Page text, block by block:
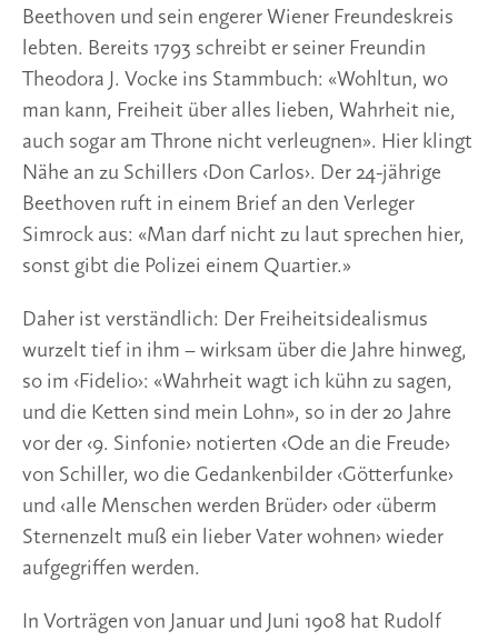
Beethoven und sein engerer Wiener Freundeskreis
lebten. Bereits 1793 schreibt er seiner Freundin
Theodora J. Vocke ins Stammbuch: «Wohltun, wo
man kann, Freiheit über alles lieben, Wahrheit nie,
auch sogar am Throne nicht verleugnen». Hier klingt
Nähe an zu Schillers ‹Don Carlos›. Der 24-jährige
Beethoven ruft in einem Brief an den Verleger
Simrock aus: «Man darf nicht zu laut sprechen hier,
sonst gibt die Polizei einem Quartier.»
Daher ist verständlich: Der Freiheitsidealismus
wurzelt tief in ihm – wirksam über die Jahre hinweg,
so im ‹Fidelio›: «Wahrheit wagt ich kühn zu sagen,
und die Ketten sind mein Lohn», so in der 20 Jahre
vor der ‹9. Sinfonie› notierten ‹Ode an die Freude›
von Schiller, wo die Gedankenbilder ‹Götterfunke›
und ‹alle Menschen werden Brüder› oder ‹überm
Sternenzelt muß ein lieber Vater wohnen› wieder
aufgegriffen werden.
In Vorträgen von Januar und Juni 1908 hat Rudolf